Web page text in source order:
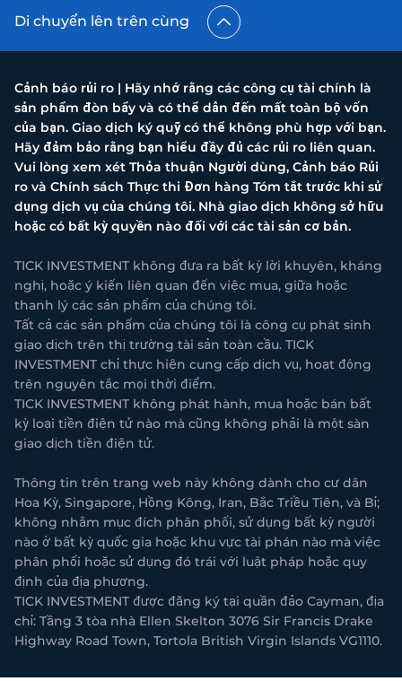
Di chuyển lên trên cùng
Cảnh báo rủi ro | Hãy nhớ rằng các công cụ tài chính là
sản phẩm đòn bẩy và có thể dẫn đến mất toàn bộ vốn
của bạn. Giao dịch ký quỹ có thể không phù hợp với bạn.
Hãy đảm bảo rằng bạn hiểu đầy đủ các rủi ro liên quan.
Vui lòng xem xét Thỏa thuận Người dùng, Cảnh báo Rủi
ro và Chính sách Thực thi Đơn hàng Tóm tắt trước khi sử
dụng dịch vụ của chúng tôi. Nhà giao dịch không sở hữu
hoặc có bất kỳ quyền nào đối với các tài sản cơ bản.
TICK INVESTMENT không đưa ra bất kỳ lời khuyên, kháng
nghị, hoặc ý kiến liên quan đến việc mua, giữa hoặc
thanh lý các sản phẩm của chúng tôi.
Tất cả các sản phẩm của chúng tôi là công cụ phát sinh
giao dịch trên thị trường tài sản toàn cầu. TICK
INVESTMENT chỉ thực hiện cung cấp dịch vụ, hoạt động
trên nguyên tắc mọi thời điểm.
TICK INVESTMENT không phát hành, mua hoặc bán bất
kỳ loại tiền điện tử nào mà cũng không phải là một sàn
giao dịch tiền điện tử.
Thông tin trên trang web này không dành cho cư dân
Hoa Kỳ, Singapore, Hồng Kông, Iran, Bắc Triều Tiên, và Bỉ;
không nhằm mục đích phân phối, sử dụng bất kỳ người
nào ở bất kỳ quốc gia hoặc khu vực tài phán nào mà việc
phân phối hoặc sử dụng đó trái với luật pháp hoặc quy
định của địa phương.
TICK INVESTMENT được đăng ký tại quần đảo Cayman, địa
chỉ: Tầng 3 tòa nhà Ellen Skelton 3076 Sir Francis Drake
Highway Road Town, Tortola British Virgin Islands VG1110.